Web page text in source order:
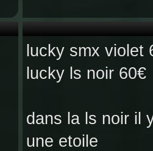
lucky smx violet
lucky ls noir 60€
dans la ls noir il
une etoile